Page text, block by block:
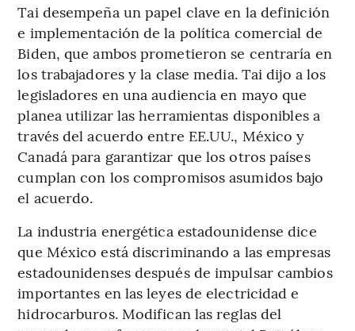
Tai desempeña un papel clave en la definición
e implementación de la política comercial de
Biden, que ambos prometieron se centraría en
los trabajadores y la clase media. Tai dijo a los
legisladores en una audiencia en mayo que
planea utilizar las herramientas disponibles a
través del acuerdo entre EE.UU., México y
Canadá para garantizar que los otros países
cumplan con los compromisos asumidos bajo
el acuerdo.
La industria energética estadounidense dice
que México está discriminando a las empresas
estadounidenses después de impulsar cambios
importantes en las leyes de electricidad e
hidrocarburos. Modifican las reglas del